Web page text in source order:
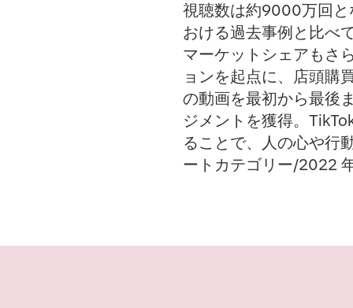
視聴数は約9000万回と
おける過去事例と比べ
マーケットシェアもさ
ョンを起点に、店頭購
の動画を最初から最後
ジメントを獲得。
ることで、人の心や行
ートカテゴリー/2022